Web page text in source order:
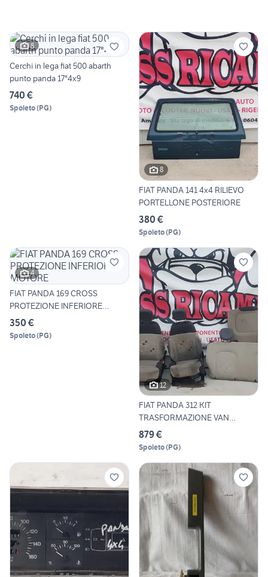
8
Cerchi in lega fiat 500 abarth
punto panda 17"4x9
740 €
Spoleto(PG)
8
FIAT PANDA 141 4x4 RILIEVO
PORTELLONE POSTERIORE
380 €
Spoleto(PG)
4
FIAT PANDA 169 CROSS
PROTEZIONE INFERIORE
MOTORE
350 €
Spoleto(PG)
12
FIAT PANDA 312 KIT
TRASFORMAZIONE VAN
AUTOVETTURA
879 €
Spoleto(PG)